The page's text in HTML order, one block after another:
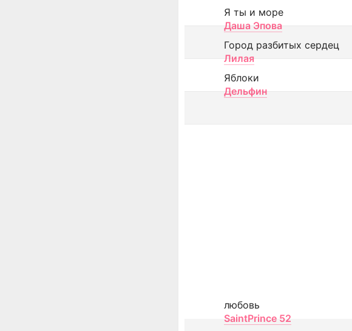
Я ты и море
Даша Эпова
Город разбитых сердец
Лилая
Яблоки
Дельфин
любовь
SaintPrince 52